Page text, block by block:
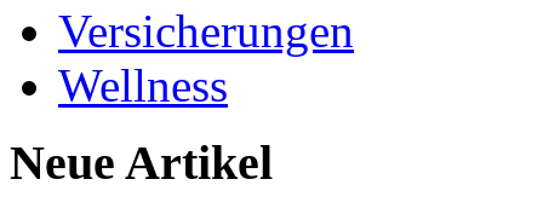
Versicherungen
Wellness
Neue Artikel